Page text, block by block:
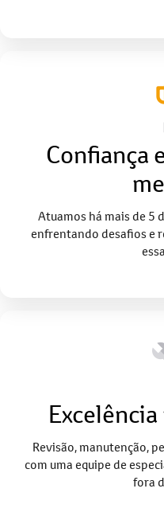
Confiança
Atuamos há mais de 5
enfrentando desafios e
Revisão, manutenção,
com uma equipe de
fora